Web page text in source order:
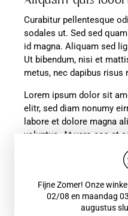
Curabitur pellentesque
sodales ut. Sed sed
id magna. Aliquam sed
Ut bibendum, nisi et
metus, nec dapibus risus
Lorem ipsum dolor sit
elitr, sed diam nonumy
labore et dolore magna
voluptua. At vero eos et
et ea rebum. Stet clita
sanctus est Lorem ipsum
Fijne Zomer! Onze
02/08 en maandag
augustus